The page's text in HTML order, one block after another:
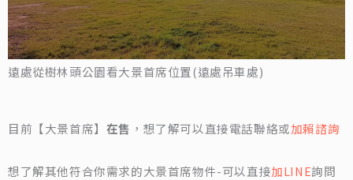
遠處從樹林頭公園看大景首席位置(遠處吊車處)
目前【大景首席】 在售 ，想了解可以直接電話聯絡或加賴諮詢
想了解其他符合你需求的大景首席物件-可以直接加LINE詢問